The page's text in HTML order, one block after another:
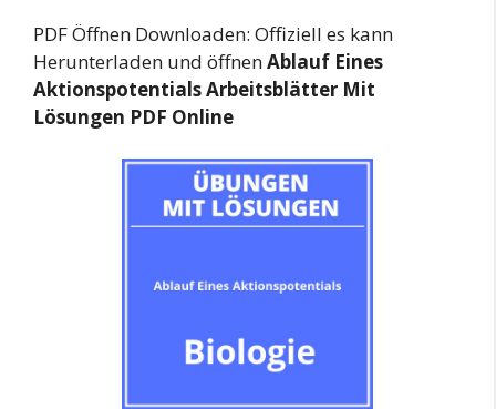
PDF Öffnen Downloaden: Offiziell es kann
Herunterladen und öffnenAblauf Eines
Aktionspotentials Arbeitsblätter Mit
Lösungen PDF Online